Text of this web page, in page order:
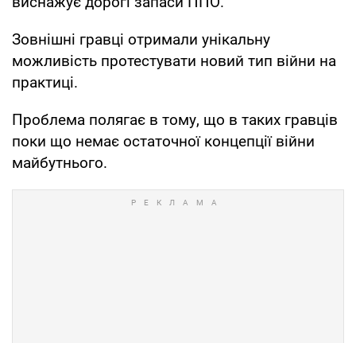
Зовнішні гравці отримали унікальну
можливість протестувати новий тип війни на
практиці.
Проблема полягає в тому, що в таких гравців
поки що немає остаточної концепції війни
майбутнього.